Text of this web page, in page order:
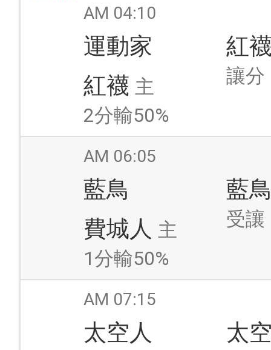
AM 04:10
運動家
紅襪 主
2分輸50%
紅
讓分
AM 06:05
藍鳥
費城人 主
1分輸50%
藍
受讓
AM 07:15
太空人
太